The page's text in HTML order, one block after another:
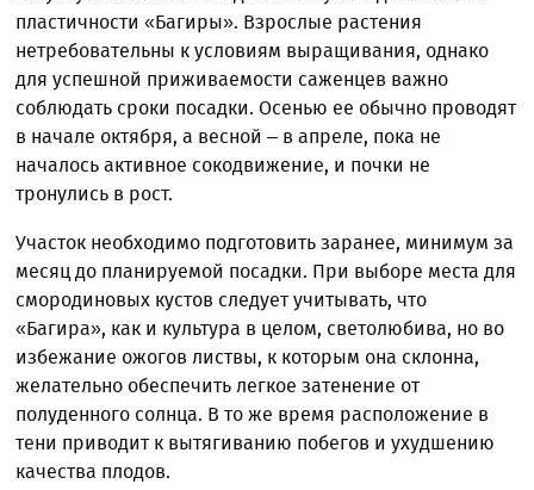
пластичности «Багиры». Взрослые растения
нетребовательны к условиям выращивания, однако
для успешной приживаемости саженцев важно
соблюдать сроки посадки. Осенью ее обычно проводят
в начале октября, а весной – в апреле, пока не
началось активное сокодвижение, и почки не
тронулись в рост.
Участок необходимо подготовить заранее, минимум за
месяц до планируемой посадки. При выборе места для
смородиновых кустов следует учитывать, что
«Багира», как и культура в целом, светолюбива, но во
избежание ожогов листвы, к которым она склонна,
желательно обеспечить легкое затенение от
полуденного солнца. В то же время расположение в
тени приводит к вытягиванию побегов и ухудшению
качества плодов.